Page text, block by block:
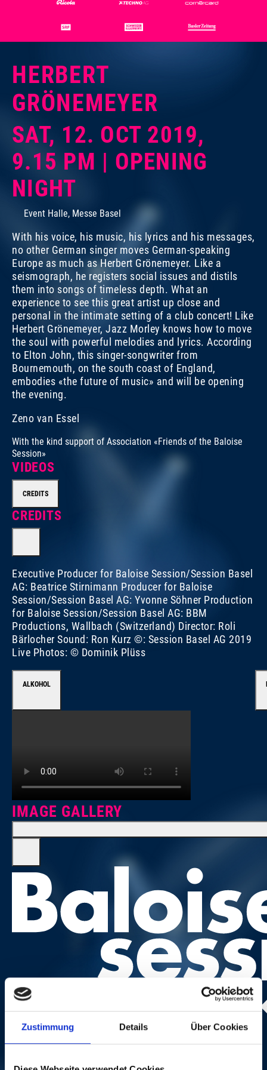
Zustimmung Details Über Cookies
HERBERT
GRÖNEMEYER
SAT, 12. OCT 2019,
9.15 PM | OPENING
NIGHT
Event Halle, Messe Basel
With his voice, his music, his lyrics and his messages,
no other German singer moves German-speaking
Europe as much as Herbert Grönemeyer. Like a
seismograph, he registers social issues and distils
them into songs of timeless depth. What an
experience to see this great artist up close and
personal in the intimate setting of a club concert! Like
Herbert Grönemeyer, Jazz Morley knows how to move
the soul with powerful melodies and lyrics. According
to Elton John, this singer-songwriter from
Bournemouth, on the south coast of England,
embodies «the future of music» and will be opening
the evening.
Zeno van Essel
With the kind support of Association «Friends of the Baloise
Session»
VIDEOS
CREDITS
CREDITS
Executive Producer for Baloise Session/Session Basel
AG: Beatrice Stirnimann Producer for Baloise
Session/Session Basel AG: Yvonne Söhner Production
for Baloise Session/Session Basel AG: BBM
Productions, Wallbach (Switzerland) Director: Roli
Bärlocher Sound: Ron Kurz ©: Session Basel AG 2019
Live Photos: © Dominik Plüss
ALKOHOL
IMAGE GALLERY
Photo:Dominik Plüss